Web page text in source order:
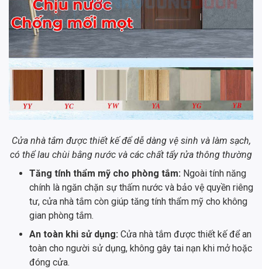
Cửa nhà tắm được thiết kế để dễ dàng vệ sinh và làm sạch,
có thể lau chùi bằng nước và các chất tẩy rửa thông thường
Tăng tính thẩm mỹ cho phòng tắm: Ngoài tính năng
chính là ngăn chặn sự thấm nước và bảo vệ quyền riêng
tư, cửa nhà tắm còn giúp tăng tính thẩm mỹ cho không
gian phòng tắm.
An toàn khi sử dụng: Cửa nhà tắm được thiết kế để an
toàn cho người sử dụng, không gây tai nạn khi mở hoặc
đóng cửa.